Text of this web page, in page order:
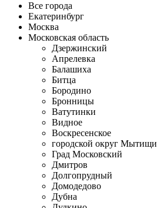
Все города
Екатеринбург
Москва
Московская область
Дзержинский
Апрелевка
Балашиха
Битца
Бородино
Бронницы
Ватутинки
Видное
Воскресенское
городской округ Мытищи
Град Московский
Дмитров
Долгопрудный
Домодедово
Дубна